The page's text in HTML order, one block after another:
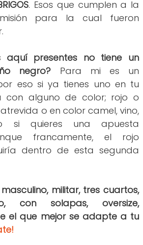
. Esos que cumplen a la
para la cual fueron
aquí presentes no tiene un
negro? Para mi es un
eso si ya tienes uno en tu
con alguno de color; rojo o
o en color camel, vino,
si quieres una apuesta
francamente, el rojo
dentro de esta segunda
militar, tres cuartos,
con solapas, oversize,
el que mejor se adapte a tu